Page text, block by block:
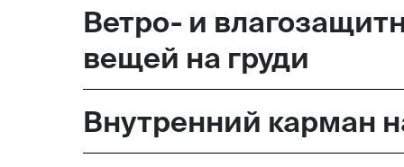
Ветро- и
вещей на груди
Внутренний карман